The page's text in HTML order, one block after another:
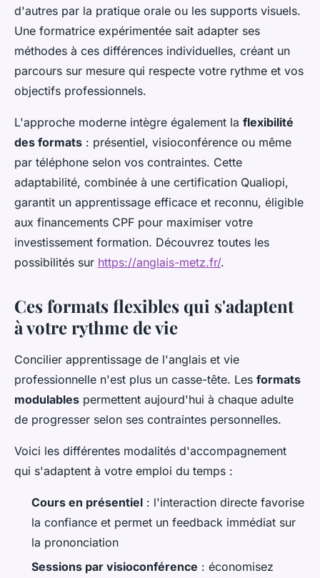
d'autres par la pratique orale ou les supports visuels.
Une formatrice expérimentée sait adapter ses
méthodes à ces différences individuelles, créant un
parcours sur mesure qui respecte votre rythme et vos
objectifs professionnels.
L'approche moderne intègre également la flexibilité
des formats : présentiel, visioconférence ou même
par téléphone selon vos contraintes. Cette
adaptabilité, combinée à une certification Qualiopi,
garantit un apprentissage efficace et reconnu, éligible
aux financements CPF pour maximiser votre
investissement formation. Découvrez toutes les
possibilités sur https://anglais-metz.fr/.
Ces formats flexibles qui s'adaptent
à votre rythme de vie
Concilier apprentissage de l'anglais et vie
professionnelle n'est plus un casse-tête. Les formats
modulables permettent aujourd'hui à chaque adulte
de progresser selon ses contraintes personnelles.
Voici les différentes modalités d'accompagnement
qui s'adaptent à votre emploi du temps :
Cours en présentiel : l'interaction directe favorise
la confiance et permet un feedback immédiat sur
la prononciation
Sessions par visioconférence : économisez